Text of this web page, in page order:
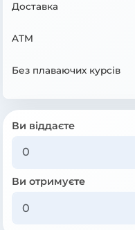
Доставка
ATM
Без плаваючих курсів
Ви віддаєте
Ви отримуєте